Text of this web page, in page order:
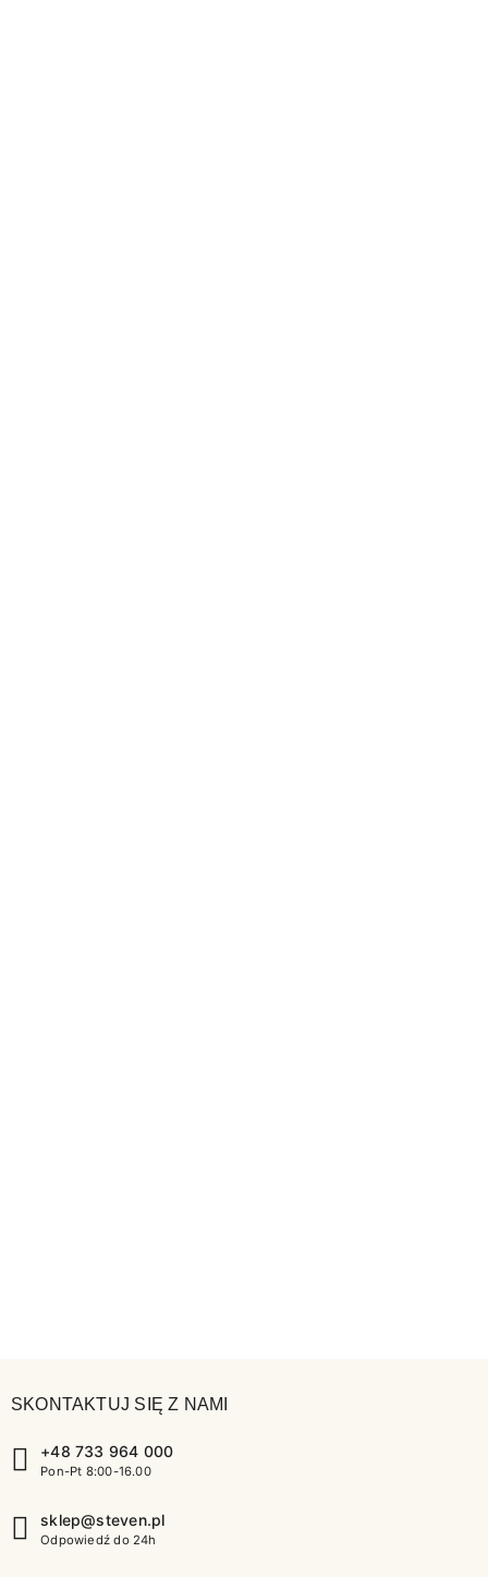
SKONTAKTUJ SIĘ Z NAMI
+48 733 964 000
Pon-Pt 8:00-16.00
sklep@steven.pl
Odpowiedź do 24h